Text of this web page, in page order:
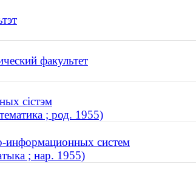
факультет
сістэм
; род. 1955)
информационных систем
; нар. 1955)